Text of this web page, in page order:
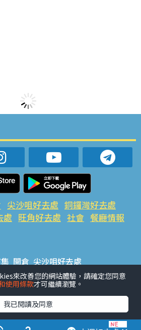
尖沙咀好去處 銅鑼灣好去處
處 旺角好去處 社會 餐廳情報
開倉 尖沙咀好去處
處 荃灣好去處 旺角好去處 社會
動推介 #美食社群熱話
來改善您的網站體驗，請確定您同意
使用條款才可繼續瀏覽。
我已閱讀及同意